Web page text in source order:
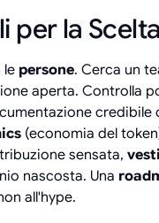
per la
le persone. Cerca un
aperta. Controlla
credibile
(economia del
sensata,
nascosta. Una
all'hype.